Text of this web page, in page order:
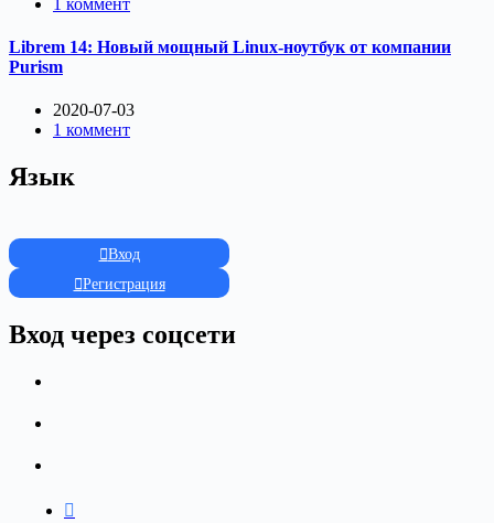
Librem 14: Новый мощный Linux-ноутбук от компании
Purism
2020-07-03
1 коммент
Язык
Вход
Регистрация
Вход через соцсети